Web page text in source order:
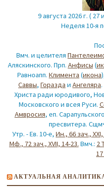
9 августа 2026 г. (
Неделя 10-я
Вмч. и целителя
Аляскинского. Прп. Анфисы (
Равноапп. Климента (икона
Саввы, Горазда и Ангеляра
Христа ради юродивого,
Московского и всея Руси.
Амвросия, еп.
пресвитера.
Утр. - Ев. 10-е, Ин., 66 зач.,
Мф., 72 зач., XVII, 14-23. Вмч.: 2
17
АКТУАЛЬНАЯ